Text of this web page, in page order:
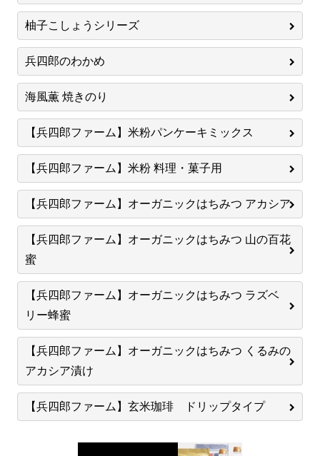
柚子こしょうシリーズ
兵四郎のわかめ
海風薫 焼きのり
【兵四郎ファーム】米粉パンケーキミックス
【兵四郎ファーム】米粉 料理・菓子用
【兵四郎ファーム】オーガニックはちみつ アカシア
【兵四郎ファーム】オーガニックはちみつ 山の百花
蜜
【兵四郎ファーム】オーガニックはちみつ ラズベ
リー蜂蜜
【兵四郎ファーム】オーガニックはちみつ くるみの
アカシア漬け
【兵四郎ファーム】玄米珈琲 ドリップタイプ